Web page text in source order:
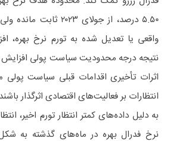
۵.۵۰ درصد، از جولای
واقعی یا تعدیل شده به تورم نرخ بهره،
نتیجه درجه محدودیت سیاست پولی افزایش
اثرات تأخیری اقدامات قبلی سیاست
انتظارات بر فعالیت‌های اقتصادی اثرگذار
به دلیل داده‌های کمتر انتظار تورم اخیر،
نرخ فدرال بهره در ماه‌های گذشته به